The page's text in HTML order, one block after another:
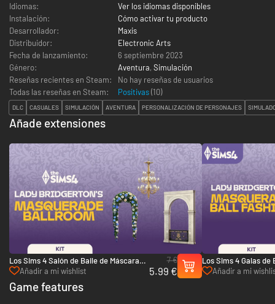
Idiomas:
Ver los idiomas disponibles
Instalación:
Cómo activar tu producto
Desarrollador:
Maxis
Distribuidor:
Electronic Arts
Fecha de lanzamiento:
6 septiembre 2023
Género:
Aventura, Simulación
Reseñas recientes en Steam:
No hay reseñas de usuarios
Todas las reseñas en Steam:
Positivas(10)
DLC CASUALES SIMULACIÓN AVENTURA PERSONALIZACIÓN DE PERSONAJES
Añade extensiones
Los Sims 4 Salón de Baile de Máscaras
de Lady Bridgerton - Kit - PC (EA App)
Añadir a mi wishlist
7 €
5.99 €
Los Sims 4 Galas de
de Lady Bridgerton -
App)
Añadir a mi
Game features